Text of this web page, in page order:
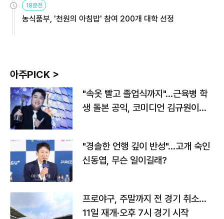
18분전
농식품부, '천원의 아침밥' 참여 200개 대학 선정
아주PICK >
"속옷 빨고 졸업식까지"…근육병 학
생 돌본 공익, 코미디언 김규원이었
"경솔한 언행 깊이 반성"…고개 숙인
신동엽, 무슨 일이길래?
프로야구, 주말까지 전 경기 취소…
11일 재개·오후 7시 경기 시작